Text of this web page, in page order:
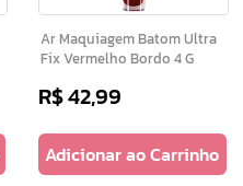
Ar Maquiagem Batom Ultra
Fix Vermelho Bordo 4 G
R$42,99
Adicionar ao Carrinho